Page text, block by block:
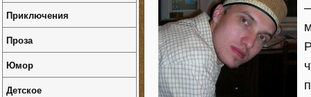
Приключения
Проза
Юмор
Детское